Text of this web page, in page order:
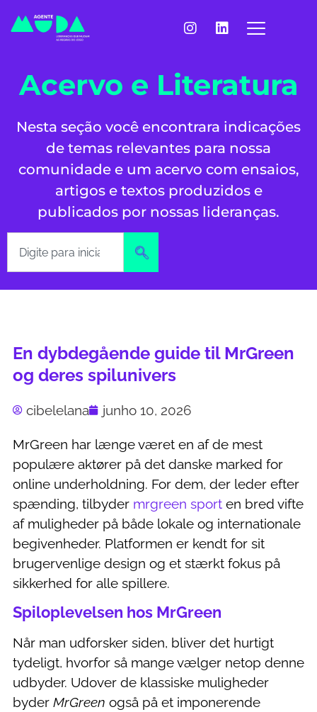
Acervo e Literatura
Nesta seção você encontrara indicações
de temas relevantes para nossa
comunidade e um acervo com ensaios,
artigos e textos produzidos e
publicados por nossas lideranças.
En dybdegående guide til MrGreen
og deres spilunivers
cibelelana junho 10, 2026
MrGreen har længe været en af de mest
populære aktører på det danske marked for
online underholdning. For dem, der leder efter
spænding, tilbyder mrgreen sport en bred vifte
af muligheder på både lokale og internationale
begivenheder. Platformen er kendt for sit
brugervenlige design og et stærkt fokus på
sikkerhed for alle spillere.
Spiloplevelsen hos MrGreen
Når man udforsker siden, bliver det hurtigt
tydeligt, hvorfor så mange vælger netop denne
udbyder. Udover de klassiske muligheder
byder MrGreen også på et imponerende